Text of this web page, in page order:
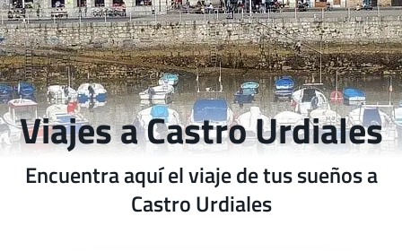
Viajes a Castro Urdiales
Encuentra aquí el viaje de tus sueños a
Castro Urdiales